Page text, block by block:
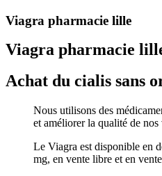
Viagra pharmacie lille
Viagra pharmacie
Achat du cialis sans
Nous utilisons des
et améliorer la qualité de nos
Le Viagra est disponible en
mg, en vente libre et en